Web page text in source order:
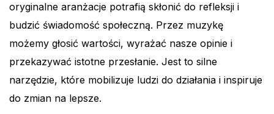
oryginalne aranżacje potrafią skłonić do refleksji i
budzić świadomość społeczną. Przez muzykę
możemy głosić wartości, wyrażać nasze opinie i
przekazywać istotne przesłanie. Jest to silne
narzędzie, które mobilizuje ludzi do działania i inspiruje
do zmian na lepsze.